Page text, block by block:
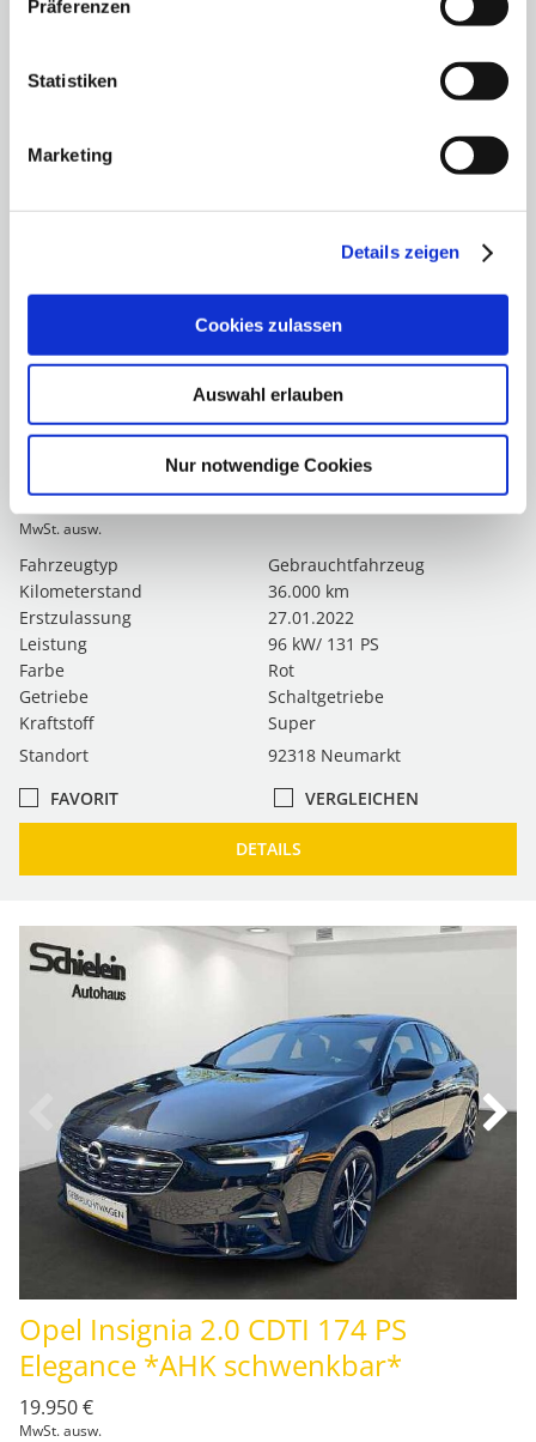
Präferenzen
Statistiken
Marketing
Details zeigen
Cookies zulassen
Auswahl erlauben
Nur notwendige Cookies
Opel Grandland X 1.2 Turbo 131PS
GS Line *NAVI*SHZ*LED*
MwSt. ausw.
Fahrzeugtyp
Gebrauchtfahrzeug
Kilometerstand
36.000 km
Erstzulassung
27.01.2022
Leistung
96 kW/ 131 PS
Farbe
Rot
Getriebe
Schaltgetriebe
Kraftstoff
Super
Standort
92318 Neumarkt
FAVORIT
VERGLEICHEN
DETAILS
Opel Insignia 2.0 CDTI 174 PS
Elegance *AHK schwenkbar*
19.950 €
MwSt. ausw.